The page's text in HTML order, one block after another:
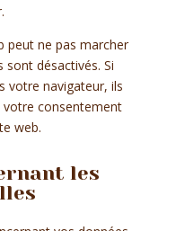
peut ne pas marcher
désactivés. Si
votre navigateur, ils
votre consentement
web.
les